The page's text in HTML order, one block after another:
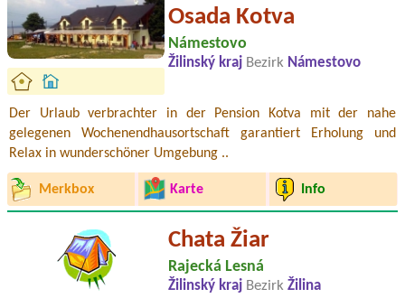
Osada Kotva
Námestovo
Žilinský kraj Bezirk Námestovo
Der Urlaub verbrachter in der Pension Kotva mit der nahe
gelegenen Wochenendhausortschaft garantiert Erholung und
Relax in wunderschöner Umgebung ..
Merkbox Karte Info
Chata Žiar
Rajecká Lesná
Žilinský kraj Bezirk Žilina